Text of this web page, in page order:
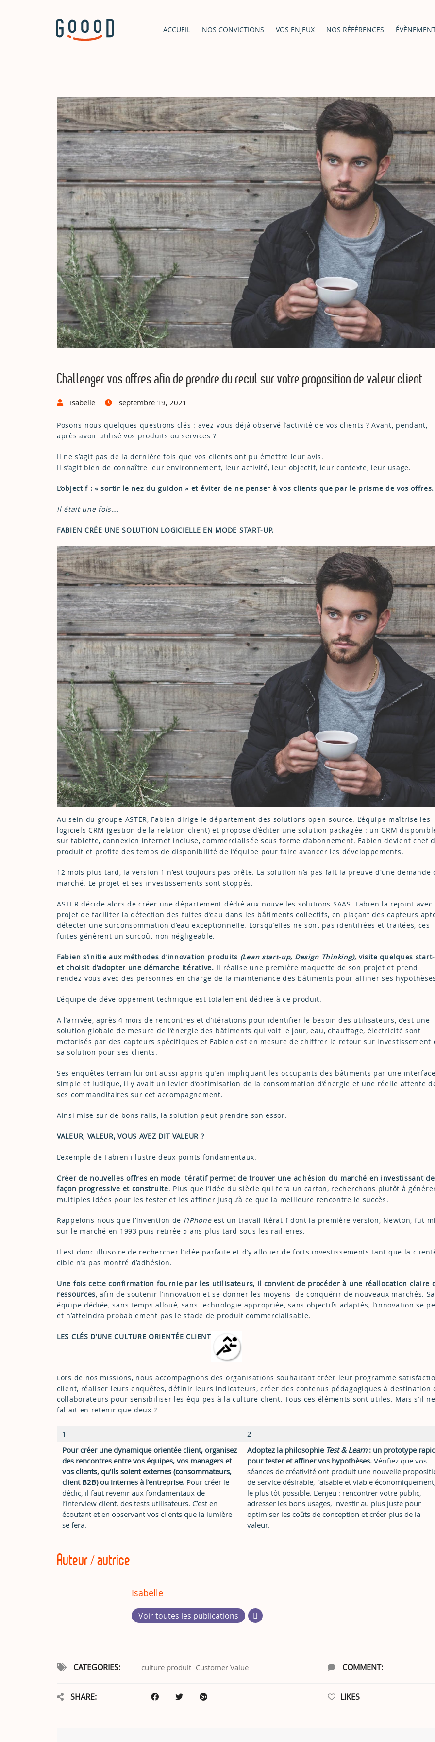
ACCUEIL NOS CONVICTIONS VOS ENJEUX NOS RÉFÉRENCES
Challenger vos offres afin de prendre du recul sur votre proposition de valeur client
Isabelle septembre 19, 2021
Posons-nous quelques questions clés : avez-vous déjà observé l’activité de vos clients ? Avant, pendant,
après avoir utilisé vos produits ou services ?
Il ne s’agit pas de la dernière fois que vos clients ont pu émettre leur avis.
Il s’agit bien de connaître leur environnement, leur activité, leur objectif, leur contexte, leur usage.
L’objectif : « sortir le nez du guidon » et éviter de ne penser à vos clients que par le prisme de vos offres.
Il était une fois….
FABIEN CRÉE UNE SOLUTION LOGICIELLE EN MODE START-UP.
Au sein du groupe ASTER, Fabien dirige le département des solutions open-source. L’équipe maîtrise les
logiciels CRM (gestion de la relation client) et propose d’éditer une solution packagée : un CRM
sur tablette, connexion internet incluse, commercialisée sous forme d’abonnement. Fabien devient chef
produit et profite des temps de disponibilité de l’équipe pour faire avancer les développements.
12 mois plus tard, la version 1 n’est toujours pas prête. La solution n’a pas fait la preuve d’une demande
marché. Le projet et ses investissements sont stoppés.
ASTER décide alors de créer une département dédié aux nouvelles solutions SAAS. Fabien la rejoint avec
projet de faciliter la détection des fuites d’eau dans les bâtiments collectifs, en plaçant des capteurs
détecter une surconsommation d’eau exceptionnelle. Lorsqu’elles ne sont pas identifiées et traitées, ces
fuites génèrent un surcoût non négligeable.
Fabien s’initie aux méthodes d’innovation produits (Lean start-up, Design Thinking), visite quelques
et choisit d’adopter une démarche itérative. Il réalise une première maquette de son projet et prend
rendez-vous avec des personnes en charge de la maintenance des bâtiments pour affiner ses
L’équipe de développement technique est totalement dédiée à ce produit.
A l’arrivée, après 4 mois de rencontres et d’itérations pour identifier le besoin des utilisateurs, c’est une
solution globale de mesure de l’énergie des bâtiments qui voit le jour, eau, chauffage, électricité sont
motorisés par des capteurs spécifiques et Fabien est en mesure de chiffrer le retour sur investissement
sa solution pour ses clients.
Ses enquêtes terrain lui ont aussi appris qu’en impliquant les occupants des bâtiments par une
simple et ludique, il y avait un levier d’optimisation de la consommation d’énergie et une réelle attente
ses commanditaires sur cet accompagnement.
Ainsi mise sur de bons rails, la solution peut prendre son essor.
VALEUR, VALEUR, VOUS AVEZ DIT VALEUR ?
L’exemple de Fabien illustre deux points fondamentaux.
Créer de nouvelles offres en mode itératif permet de trouver une adhésion du marché en investissant de
façon progressive et construite. Plus que l’idée du siècle qui fera un carton, recherchons plutôt à
multiples idées pour les tester et les affiner jusqu’à ce que la meilleure rencontre le succès.
Rappelons-nous que l’invention de l’iPhoneest un travail itératif dont la première version, Newton, fut
sur le marché en 1993 puis retirée 5 ans plus tard sous les railleries.
Il est donc illusoire de rechercher l’idée parfaite et d’y allouer de forts investissements tant que la
cible n’a pas montré d’adhésion.
Une fois cette confirmation fournie par les utilisateurs, il convient de procéder à une réallocation claire
ressources, afin de soutenir l’innovation et se donner les moyens de conquérir de nouveaux marchés.
équipe dédiée, sans temps alloué, sans technologie appropriée, sans objectifs adaptés, l’innovation se
et n’atteindra probablement pas le stade de produit commercialisable.
LES CLÉS D’UNE CULTURE ORIENTÉE CLIENT
Lors de nos missions, nous accompagnons des organisations souhaitant créer leur programme
client, réaliser leurs enquêtes, définir leurs indicateurs, créer des contenus pédagogiques à destination
collaborateurs pour sensibiliser les équipes à la culture client. Tous ces éléments sont utiles. Mais s’il ne
fallait en retenir que deux ?
1
2
Pour créer une dynamique orientée client, organisez
des rencontres entre vos équipes, vos managers et
vos clients, qu’ils soient externes (consommateurs,
client B2B) ou internes à l’entreprise. Pour créer le
déclic, il faut revenir aux fondamentaux de
l’interview client, des tests utilisateurs. C’est en
écoutant et en observant vos clients que la lumière
se fera.
Adoptez la philosophie Test & Learn: un prototype
pour tester et affiner vos hypothèses. Vérifiez que vos
séances de créativité ont produit une nouvelle
de service désirable, faisable et viable
le plus tôt possible. L’enjeu : rencontrer votre public,
adresser les bons usages, investir au plus juste pour
optimiser les coûts de conception et créer plus de la
valeur.
Auteur / autrice
Isabelle
Voir toutes les publications
CATEGORIES: culture produit Customer Value COMMENT:
SHARE: LIKES